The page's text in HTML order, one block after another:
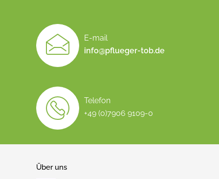
E-mail
info@pflueger-tob.de
Telefon
+49 (0)7906 9109-0
Über uns